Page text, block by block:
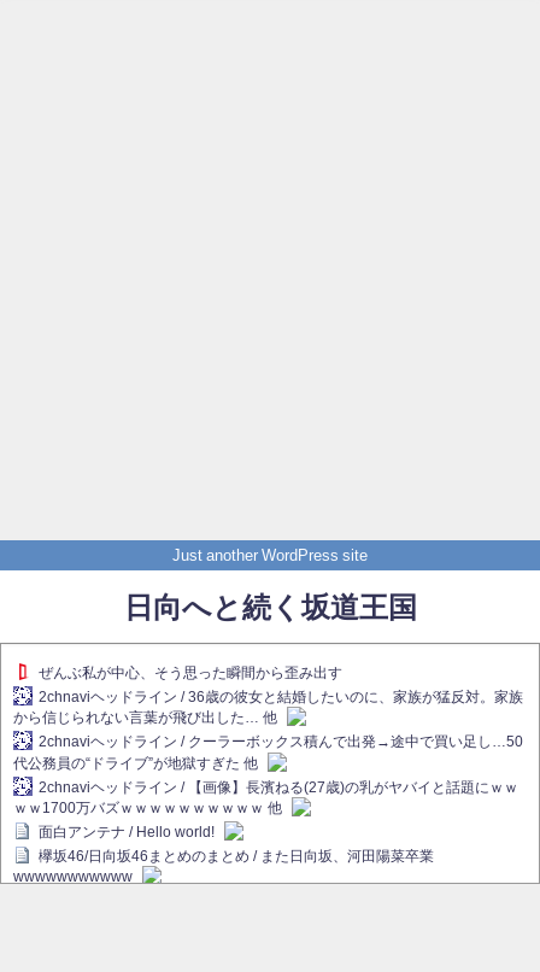
Just another WordPress site
日向へと続く坂道王国
ぜんぶ私が中心、そう思った瞬間から歪み出す
2chnaviヘッドライン / 36歳の彼女と結婚したいのに、家族が猛反対。家族
から信じられない言葉が飛び出した… 他
2chnaviヘッドライン / クーラーボックス積んで出発→途中で買い足し…50
代公務員の“ドライブ”が地獄すぎた 他
2chnaviヘッドライン / 【画像】長濱ねる(27歳)の乳がヤバイと話題にｗｗ
ｗｗ1700万バズｗｗｗｗｗｗｗｗｗｗ 他
面白アンテナ / Hello world!
欅坂46/日向坂46まとめのまとめ / また日向坂、河田陽菜卒業
wwwwwwwwwww